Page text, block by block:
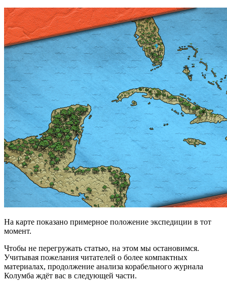
На карте показано примерное положение экспедиции в тот
момент.
Чтобы не перегружать статью, на этом мы остановимся.
Учитывая пожелания читателей о более компактных
материалах, продолжение анализа корабельного журнала
Колумба ждёт вас в следующей части.